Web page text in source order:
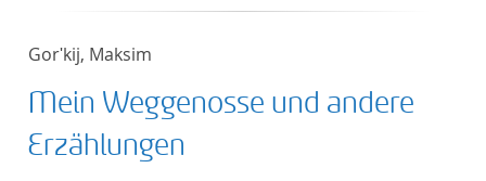
Gorʹkij, Maksim
Mein Weggenosse und andere
Erzählungen